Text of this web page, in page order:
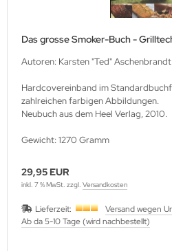
Das grosse Smoker-Buch -
Autoren: Karsten "Ted"
Hardcovereinband im
zahlreichen farbigen Abbildungen.
Neubuch aus dem Heel Verlag, 2010.
Gewicht: 1270 Gramm
29,95 EUR
inkl. 7 % MwSt. zzgl. Versandkosten
Lieferzeit:
Versand wegen
Ab da 5-10 Tage (wird nachbestellt)